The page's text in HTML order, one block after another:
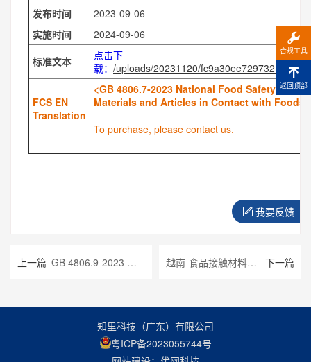
发布时间
2023-09-06
实施时间
2024-09-06
标准文本
点击下
载： /uploads/20231120/
FCS EN
Translation
<GB 4806.7-2023 National Food Safety
Materials and Articles in Contact with
To purchase, please contact us.
我要反馈
上一篇 GB 4806.9-2023 食品接触用金属材料及制品 越南-食品接触材料法规 合集 下一篇
知里科技（广东）有限公司
粤ICP备2023055744号
合规工具
返回顶部